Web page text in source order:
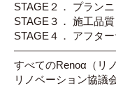
STAGE２． プラン
STAGE３． 施工品質
STAGE４． アフタ
すべてのRenoα（リ
リノベーション協議